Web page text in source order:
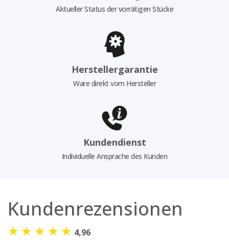
Aktueller Status der vorrätigen Stücke
Herstellergarantie
Ware direkt vom Hersteller
Kundendienst
Individuelle Ansprache des Kunden
Kundenrezensionen
★ ★ ★ ★ ★ 4,96